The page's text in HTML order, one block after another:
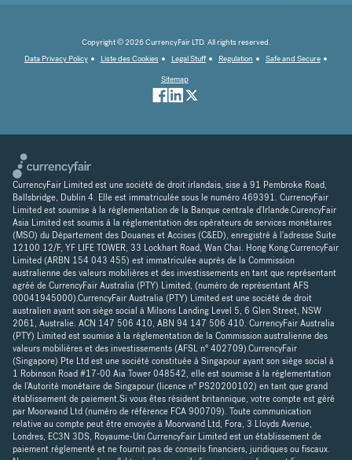
Copyright © 2026 CurrencyFair LTD. All rights reserved.
Data Privacy Policy
Liste des Cookies Legal Stuff Regulation
Safe and Secure
Sitemap
CurrencyFair Limited est une société de droit irlandais, sise à 91 Pembroke Road,
Ballsbridge, Dublin 4. Elle est immatriculée sous le numéro 469391. CurrencyFair
Limited est soumise à la réglementation de la Banque centrale d'Irlande.CurencyFair
Asia Limited est soumis à la réglementation des opérateurs de services monétaires
(MSO) du Département des Douanes et Accises (C&ED), enregistré à l'adresse Suite
12100 12/F, YF LIFE TOWER, 33 Lockhart Road, Wan Chai. Hong Kong.CurrencyFair
Limited (ARBN 154 043 455) est immatriculée auprès de la Commission
australienne des valeurs mobilières et des investissements en tant que représentant
agréé de CurrencyFair Australia (PTY) Limited, (numéro de représentant AFS
00041945000).CurrencyFair Australia (PTY) Limited est une société de droit
australien ayant son siège social à Milsons Landing Level 5, 6 Glen Street, NSW
2061, Australie. ACN 147 506 410, ABN 94 147 506 410. CurrencyFair Australia
(PTY) Limited est soumise à la réglementation de la Commission australienne des
valeurs mobilières et des investissements (AFSL n° 402709).CurrencyFair
(Singapore) Pte Ltd est une société constituée à Singapour ayant son siège social à
1 Robinson Road #17-00 Aia Tower 048542, elle est soumise à la réglementation
de l'Autorité monétaire de Singapour (licence n° PS20200102) en tant que grand
établissement de paiement.Si vous êtes résident britannique, votre compte est géré
par Moorwand Ltd (numéro de référence FCA 900709). Toute communication
relative au compte peut être envoyée à Moorwand Ltd, Fora, 3 Lloyds Avenue,
Londres, EC3N 3DS, Royaume-Uni.CurrencyFair Limited est un établissement de
paiement réglementé et ne fournit pas de conseils financiers, juridiques ou fiscaux.